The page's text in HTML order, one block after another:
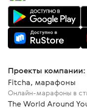
Проекты компании:
Fitcha, марафоны
Онлайн-марафоны в
The World Around